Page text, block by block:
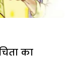
का